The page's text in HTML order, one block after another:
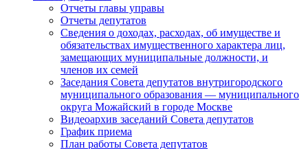
Отчеты главы управы
Отчеты депутатов
Сведения о доходах, расходах, об имуществе и
обязательствах имущественного характера лиц,
замещающих муниципальные должности, и
членов их семей
Заседания Совета депутатов внутригородского
муниципального образования — муниципального
округа Можайский в городе Москве
Видеоархив заседаний Совета депутатов
График приема
План работы Совета депутатов